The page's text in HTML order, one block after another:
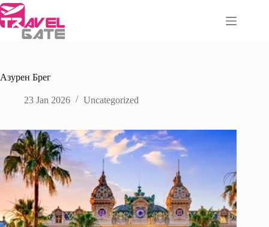
Skip
to
content
Азурен Брег
23 Jan 2026 Uncategorized